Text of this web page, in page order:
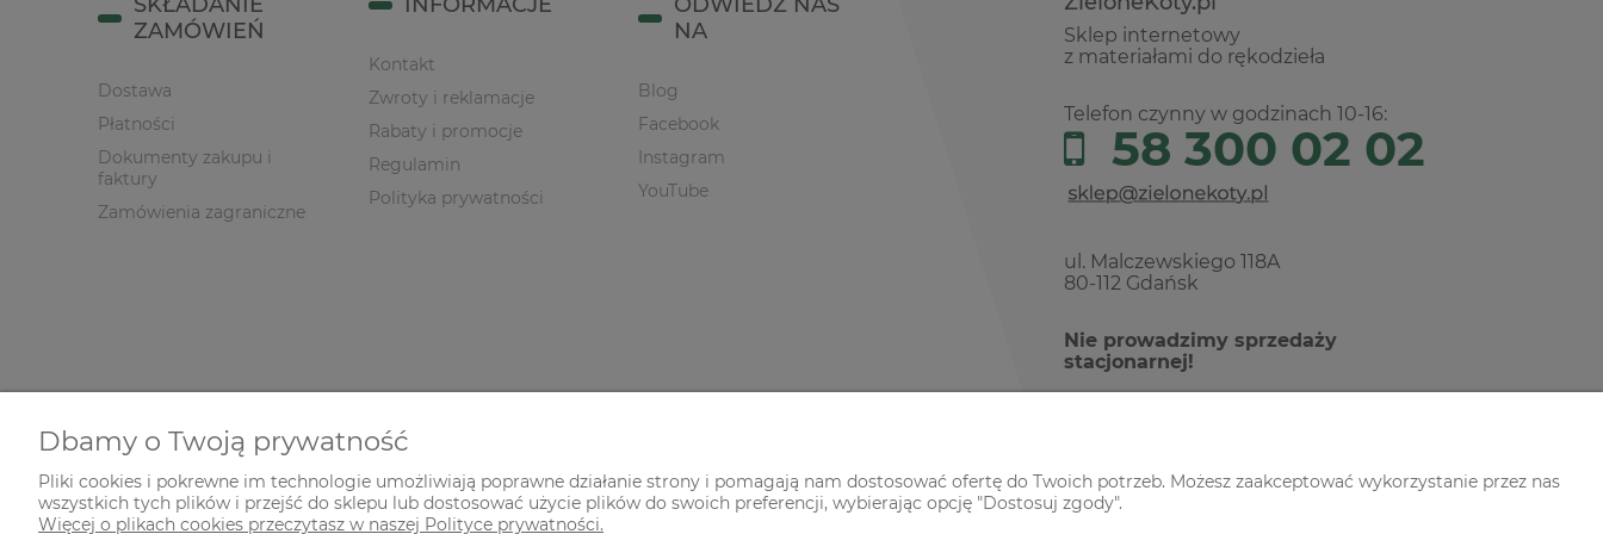
Sklep internetowy
z materiałami do rękodzieła
Telefon czynny w godzinach 10-16:
58 300 02 02
ul. Malczewskiego 118A
80-112 Gdańsk
Nie prowadzimy sprzedaży
stacjonarnej!
ZAMÓWIEŃ
Dostawa
Płatności
Dokumenty zakupu i
faktury
Zamówienia zagraniczne
Kontakt
Zwroty i reklamacje
Rabaty i promocje
Regulamin
Polityka prywatności
NA
Blog
Facebook
Instagram
YouTube
© 2026 zielonekoty.pl. Wszelkie prawa zastrzeżone.
Dbamy o Twoją prywatność
Pliki cookies i pokrewne im technologie umożliwiają poprawne działanie strony i pomagają nam dostosować ofertę do Twoich potrzeb. Możesz zaakceptować wykorzystanie przez nas
wszystkich tych plików i przejść do sklepu lub dostosować użycie plików do swoich preferencji, wybierając opcję "Dostosuj zgody".
Więcej o plikach cookies przeczytasz w naszej Polityce prywatności.